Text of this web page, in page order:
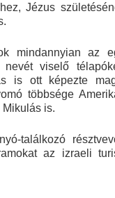
Jézus
mindannyian az
viselő
is ott képezte
többsége
Mikulás is.
találkozó
az izraeli